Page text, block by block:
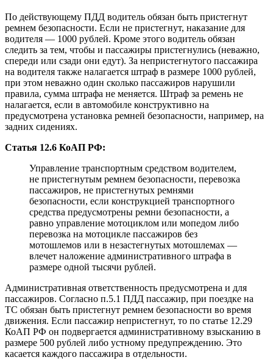
По действующему ПДД водитель обязан быть пристегнут
ремнем безопасности. Если не пристегнут, наказание для
водителя — 1000 рублей. Кроме этого водитель обязан
следить за тем, чтобы и пассажиры пристегнулись (неважно,
спереди или сзади они едут). За непристегнутого пассажира
на водителя также налагается штраф в размере 1000 рублей,
при этом неважно один сколько пассажиров нарушили
правила, сумма штрафа не меняется. Штраф за ремень не
налагается, если в автомобиле конструктивно на
предусмотрена установка ремней безопасности, например, на
задних сидениях.
Статья 12.6 КоАП РФ:
Управление транспортным средством водителем,
не пристегнутым ремнем безопасности, перевозка
пассажиров, не пристегнутых ремнями
безопасности, если конструкцией транспортного
средства предусмотрены ремни безопасности, а
равно управление мотоциклом или мопедом либо
перевозка на мотоцикле пассажиров без
мотошлемов или в незастегнутых мотошлемах —
влечет наложение административного штрафа в
размере одной тысячи рублей.
Административная ответственность предусмотрена и для
пассажиров. Согласно п.5.1 ПДД пассажир, при поездке на
ТС обязан быть пристегнут ремнем безопасности во время
движения. Если пассажир непристегнут, то по статье 12.29
КоАП РФ он подвергается административному взысканию в
размере 500 рублей либо устному предупреждению. Это
касается каждого пассажира в отдельности.